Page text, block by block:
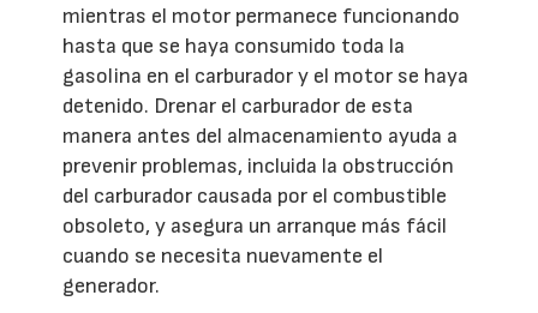
mientras el motor permanece funcionando
hasta que se haya consumido toda la
gasolina en el carburador y el motor se haya
detenido. Drenar el carburador de esta
manera antes del almacenamiento ayuda a
prevenir problemas, incluida la obstrucción
del carburador causada por el combustible
obsoleto, y asegura un arranque más fácil
cuando se necesita nuevamente el
generador.